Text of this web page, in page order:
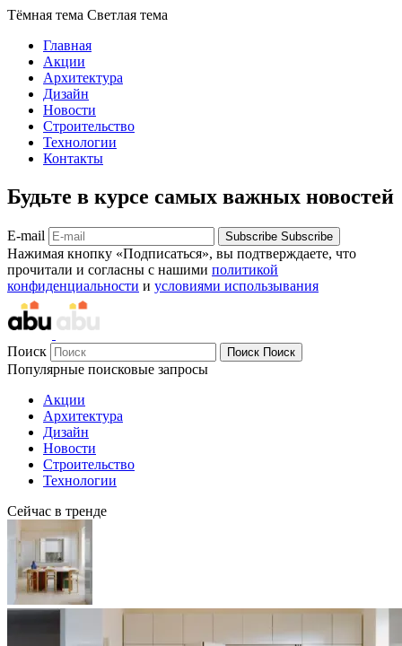
Тёмная тема Светлая тема
Главная
Акции
Архитектура
Дизайн
Новости
Строительство
Технологии
Контакты
Будьте в курсе самых важных новостей
E-mail Subscribe Subscribe
Нажимая кнопку «Подписаться», вы подтверждаете, что
прочитали и согласны с нашими политикой
конфиденциальности и условиями использывания
Поиск Поиск Поиск
Популярные поисковые запросы
Акции
Архитектура
Дизайн
Новости
Строительство
Технологии
Сейчас в тренде